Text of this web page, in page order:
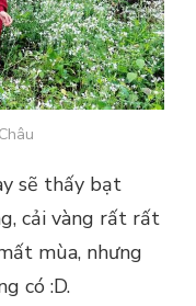
sẽ thấy bạt
cải vàng rất rất
mùa, nhưng
có :D.